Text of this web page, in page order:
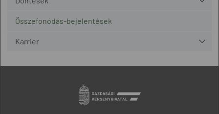
Összefonódás-bejelentések
Karrier